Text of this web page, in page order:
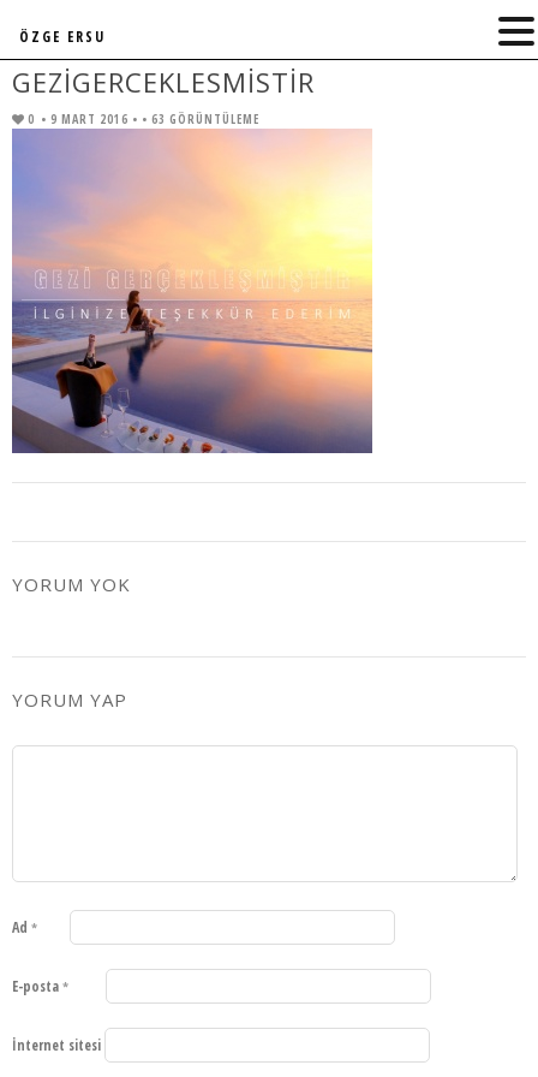
GEZIGERCEKLESMISTIR
0 • 9 MART 2016 • • 63 GÖRÜNTÜLEME
YORUM YOK
YORUM YAP
Ad *
E-posta *
İnternet sitesi
ÖZGE ERSU